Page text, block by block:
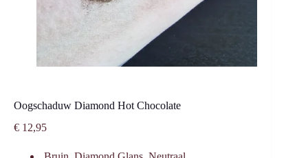
Oogschaduw Diamond Hot Chocolate
€ 12,95